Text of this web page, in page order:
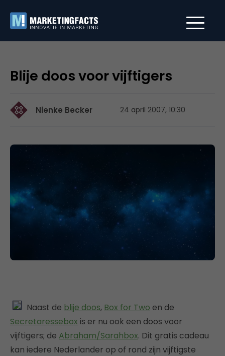
Blije doos voor vijftigers
Nienke Becker 24 april 2007, 10:30
Naast de blije doos, Box for Two en de
Secretaressebox is er nu ook een doos voor
vijftigers; de Abraham/Sarahbox. Dit gratis cadeau
kan iedere Nederlander op of rond zijn vijftigste